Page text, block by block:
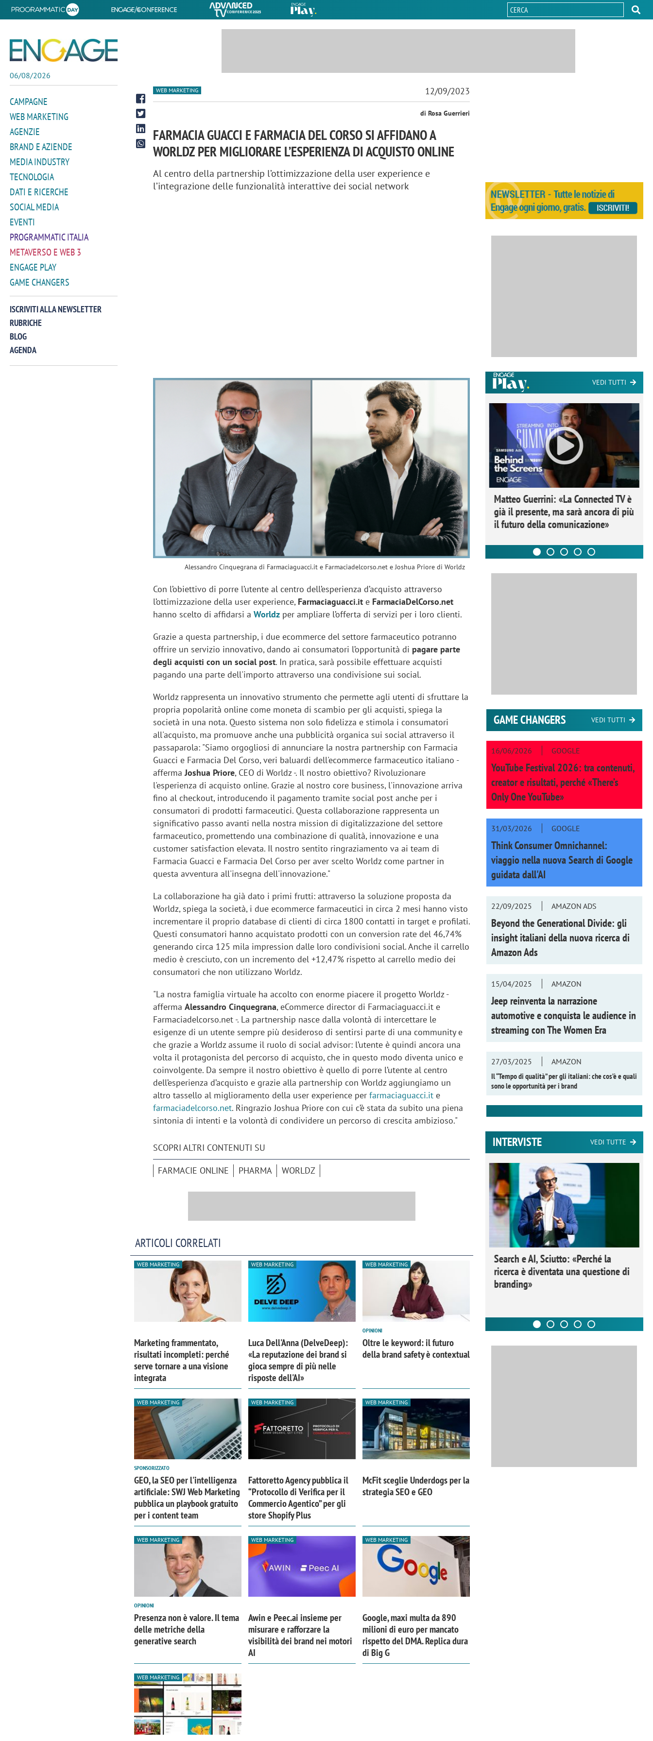
06/08/2026
CAMPAGNE
WEB MARKETING
AGENZIE
BRAND E AZIENDE
MEDIA INDUSTRY
TECNOLOGIA
DATI E RICERCHE
SOCIAL MEDIA
EVENTI
PROGRAMMATIC ITALIA
METAVERSO E WEB 3
ENGAGE PLAY
GAME CHANGERS
ISCRIVITI ALLA NEWSLETTER
RUBRICHE
BLOG
AGENDA
WEB MARKETING 12/09/2023
di Rosa Guerrieri
FARMACIA GUACCI E FARMACIA DEL CORSO SI AFFIDANO A
WORLDZ PER MIGLIORARE L’ESPERIENZA DI ACQUISTO ONLINE
Al centro della partnership l’ottimizzazione della user experience e
l’integrazione delle funzionalità interattive dei social network
Alessandro Cinquegrana di Farmaciaguacci.it e Farmaciadelcorso.net e Joshua Priore di Worldz
Con l’obiettivo di porre l’utente al centro dell’esperienza d’acquisto attraverso
l’ottimizzazione della user experience, Farmaciaguacci.it e FarmaciaDelCorso.net
hanno scelto di affidarsi aWorldz per ampliare l’offerta di servizi per i loro clienti.
Grazie a questa partnership, i due ecommerce del settore farmaceutico potranno
offrire un servizio innovativo, dando ai consumatori l’opportunità di pagare parte
degli acquisti con un social post. In pratica, sarà possibile effettuare acquisti
pagando una parte dell'importo attraverso una condivisione sui social.
Worldz rappresenta un innovativo strumento che permette agli utenti di sfruttare la
propria popolarità online come moneta di scambio per gli acquisti, spiega la
società in una nota. Questo sistema non solo fidelizza e stimola i consumatori
all'acquisto, ma promuove anche una pubblicità organica sui social attraverso il
passaparola: "Siamo orgogliosi di annunciare la nostra partnership con Farmacia
Guacci e Farmacia Del Corso, veri baluardi dell'ecommerce farmaceutico italiano -
affermaJoshua Priore, CEO di Worldz -. Il nostro obiettivo? Rivoluzionare
l'esperienza di acquisto online. Grazie al nostro core business, l'innovazione arriva
fino al checkout, introducendo il pagamento tramite social post anche per i
consumatori di prodotti farmaceutici. Questa collaborazione rappresenta un
significativo passo avanti nella nostra mission di digitalizzazione del settore
farmaceutico, promettendo una combinazione di qualità, innovazione e una
customer satisfaction elevata. Il nostro sentito ringraziamento va ai team di
Farmacia Guacci e Farmacia Del Corso per aver scelto Worldz come partner in
questa avventura all'insegna dell'innovazione."
La collaborazione ha già dato i primi frutti: attraverso la soluzione proposta da
Worldz, spiega la società, i due ecommerce farmaceutici in circa 2 mesi hanno visto
incrementare il proprio database di clienti di circa 1800 contatti in target e profilati.
Questi consumatori hanno acquistato prodotti con un conversion rate del 46,74%
generando circa 125 mila impression dalle loro condivisioni social. Anche il carrello
medio è cresciuto, con un incremento del +12,47% rispetto al carrello medio dei
consumatori che non utilizzano Worldz.
"La nostra famiglia virtuale ha accolto con enorme piacere il progetto Worldz -
affermaAlessandro Cinquegrana, eCommerce director di Farmaciaguacci.it e
Farmaciadelcorso.net -. La partnership nasce dalla volontà di intercettare le
esigenze di un utente sempre più desideroso di sentirsi parte di una community e
che grazie a Worldz assume il ruolo di social advisor: l’utente è quindi ancora una
volta il protagonista del percorso di acquisto, che in questo modo diventa unico e
coinvolgente. Da sempre il nostro obiettivo è quello di porre l’utente al centro
dell’esperienza d’acquisto e grazie alla partnership con Worldz aggiungiamo un
altro tassello al miglioramento della user experience perfarmaciaguacci.it e
farmaciadelcorso.net. Ringrazio Joshua Priore con cui c’è stata da subito una piena
sintonia di intenti e la volontà di condividere un percorso di crescita ambizioso."
SCOPRI ALTRI CONTENUTI SU
FARMACIE ONLINE PHARMA WORLDZ
ARTICOLI CORRELATI
WEB MARKETING
Marketing frammentato,
risultati incompleti: perché
serve tornare a una visione
integrata
WEB MARKETING
Luca Dell'Anna (DelveDeep):
«La reputazione dei brand si
gioca sempre di più nelle
risposte dell'AI»
WEB MARKETING
OPINIONI
Oltre le keyword: il futuro
della brand safety è contextual
WEB MARKETING
SPONSORIZZATO
GEO, la SEO per l'intelligenza
artificiale: SWJ Web Marketing
pubblica un playbook gratuito
per i content team
WEB MARKETING
Fattoretto Agency pubblica il
“Protocollo di Verifica per il
Commercio Agentico” per gli
store Shopify Plus
WEB MARKETING
McFit sceglie Underdogs per la
strategia SEO e GEO
WEB MARKETING
OPINIONI
Presenza non è valore. Il tema
delle metriche della
generative search
WEB MARKETING
Awin e Peec.ai insieme per
misurare e rafforzare la
visibilità dei brand nei motori
AI
WEB MARKETING
Google, maxi multa da 890
milioni di euro per mancato
rispetto del DMA. Replica dura
di Big G
WEB MARKETING
VEDI TUTTI
Perez, Samsung Ads: «L'Italia è un
mercato strategico e continuerà a
crescere»
Networking agli eventi: come la
startup Kicè punta a eliminare lo
"spreco di relazioni"
Matteo Guerrini: «La Connected TV è
già il presente, ma sarà ancora di più
il futuro della comunicazione»
GAME CHANGERS VEDI TUTTI
16/06/2026 GOOGLE
YouTube Festival 2026: tra contenuti,
creator e risultati, perché «There’s
Only One YouTube»
31/03/2026 GOOGLE
Think Consumer Omnichannel:
viaggio nella nuova Search di Google
guidata dall'AI
22/09/2025 AMAZON ADS
Beyond the Generational Divide: gli
insight italiani della nuova ricerca di
Amazon Ads
15/04/2025 AMAZON
Jeep reinventa la narrazione
automotive e conquista le audience in
streaming conThe Women Era
27/03/2025
AMAZON
Il “Tempo di qualità” per gli italiani: che cos’è e quali
sono le opportunità per i brand
INTERVISTE VEDI TUTTE
comunicazione crea un brand food:
Emanuele Viora di Deloitte Digital:
«La creatività resta centrale, l’AI deve
amplificare il talento»
Ricerche di mercato. Neri, Ipsos
Doxa: «Non basta più descrivere i
fenomeni: bisogna comprenderli e
tradurli in azioni»
Search e AI, Sciutto: «Perché la
ricerca è diventata una questione di
branding»